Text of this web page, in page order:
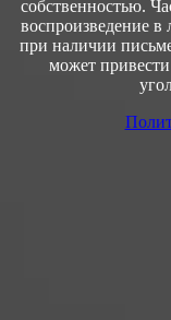
собственностью.
воспроизведение
при наличии
может